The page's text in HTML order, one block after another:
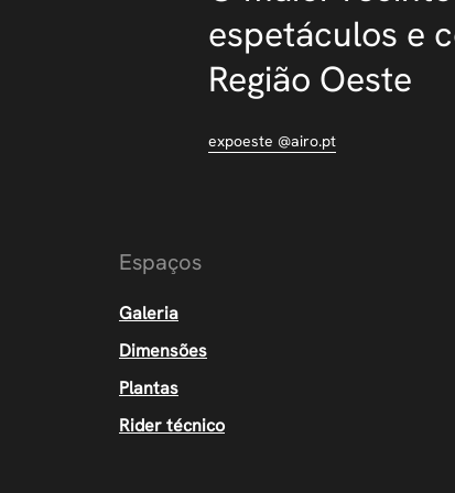
espetáculos e
Região Oeste
expoeste @airo.pt
Espaços
Galeria
Dimensões
Plantas
Rider técnico